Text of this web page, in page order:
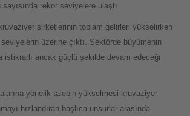
rekor seviyelere ulaştı.
şirketlerinin toplam gelirleri yükselirken
üzerine çıktı. Sektörde büyümenin
istikrarlı ancak güçlü şekilde devam edeceği
yönelik talebin yükselmesi kruvaziyer
hızlandıran başlıca unsurlar arasında